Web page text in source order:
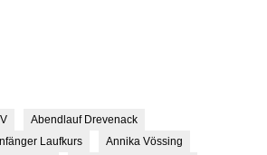
Abendlauf Drevenack
Laufkurs
Annika Vössing